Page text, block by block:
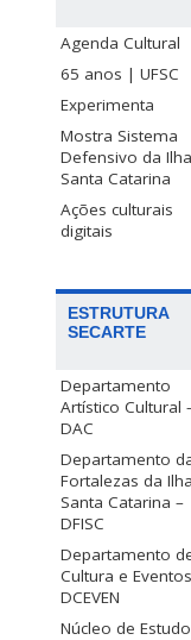
Agenda Cultural
65 anos | UFSC
Experimenta
Mostra Sistema
Defensivo da
Santa Catarina
Ações culturais
digitais
ESTRUTURA
SECARTE
Departamento
Artístico Cultural
DAC
Departamento
Fortalezas da
Santa Catarina –
DFISC
Departamento
Cultura e
DCEVEN
Núcleo de